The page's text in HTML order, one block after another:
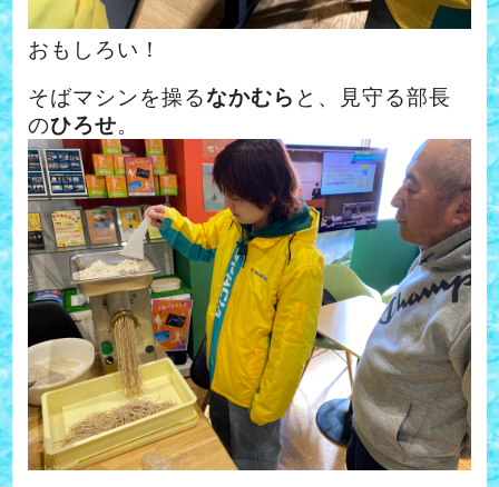
おもしろい！
そばマシンを操るなかむら と、見守る部長
のひろせ。